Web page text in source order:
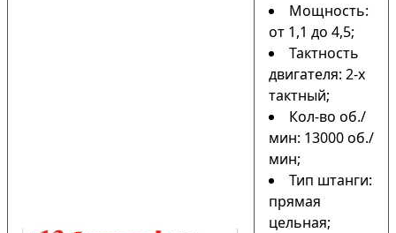
Мощность:
от 1,1 до 4,5;
Тактность
двигателя: 2-х
тактный;
Кол-во об./
мин: 13000 об./
мин;
Тип штанги:
прямая
цельная;